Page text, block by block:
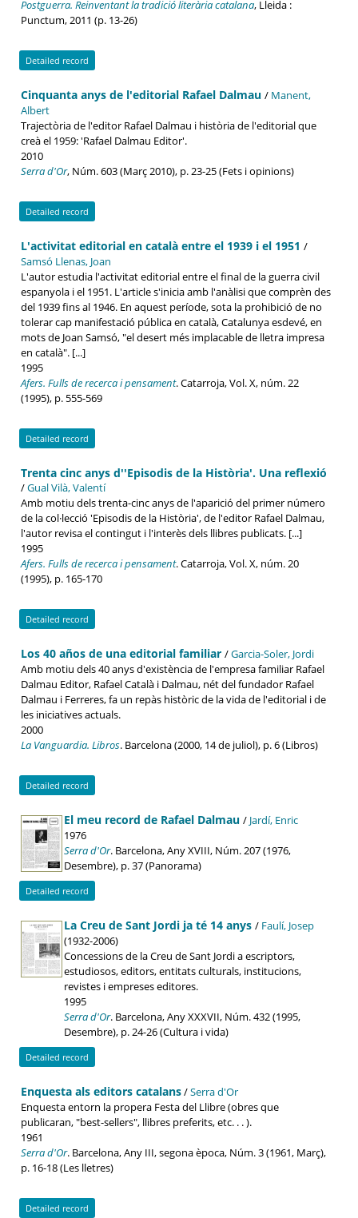
Postguerra. Reinventant la tradició literària catalana, Lleida :
Punctum, 2011 (p. 13-26)
Detailed record
Cinquanta anys de l'editorial Rafael Dalmau / Manent,
Albert
Trajectòria de l'editor Rafael Dalmau i història de l'editorial que
creà el 1959: 'Rafael Dalmau Editor'.
2010
Serra d'Or, Núm. 603 (Març 2010), p. 23-25 (Fets i opinions)
Detailed record
L'activitat editorial en català entre el 1939 i el 1951 /
Samsó Llenas, Joan
L'autor estudia l'activitat editorial entre el final de la guerra civil
espanyola i el 1951. L'article s'inicia amb l'anàlisi que comprèn des
del 1939 fins al 1946. En aquest període, sota la prohibició de no
tolerar cap manifestació pública en català, Catalunya esdevé, en
mots de Joan Samsó, "el desert més implacable de lletra impresa
en català". [...]
1995
Afers. Fulls de recerca i pensament. Catarroja, Vol. X, núm. 22
(1995), p. 555-569
Detailed record
Trenta cinc anys d''Episodis de la Història'. Una reflexió
/Gual Vilà, Valentí
Amb motiu dels trenta-cinc anys de l'aparició del primer número
de la col·lecció 'Episodis de la Història', de l'editor Rafael Dalmau,
l'autor revisa el contingut i l'interès dels llibres publicats. [...]
1995
Afers. Fulls de recerca i pensament. Catarroja, Vol. X, núm. 20
(1995), p. 165-170
Detailed record
Los 40 años de una editorial familiar /Garcia-Soler, Jordi
Amb motiu dels 40 anys d'existència de l'empresa familiar Rafael
Dalmau Editor, Rafael Català i Dalmau, nét del fundador Rafael
Dalmau i Ferreres, fa un repàs històric de la vida de l'editorial i de
les iniciatives actuals.
2000
La Vanguardia. Libros. Barcelona (2000, 14 de juliol), p. 6 (Libros)
Detailed record
El meu record de Rafael Dalmau / Jardí, Enric
1976
Serra d'Or. Barcelona, Any XVIII, Núm. 207 (1976,
Desembre), p. 37 (Panorama)
Detailed record
La Creu de Sant Jordi ja té 14 anys / Faulí, Josep
(1932-2006)
Concessions de la Creu de Sant Jordi a escriptors,
estudiosos, editors, entitats culturals, institucions,
revistes i empreses editores.
1995
Serra d'Or. Barcelona, Any XXXVII, Núm. 432 (1995,
Desembre), p. 24-26 (Cultura i vida)
Detailed record
Enquesta als editors catalans/Serra d'Or
Enquesta entorn la propera Festa del Llibre (obres que
publicaran, "best-sellers", llibres preferits, etc. . . ).
1961
Serra d'Or. Barcelona, Any III, segona època, Núm. 3 (1961, Març),
p. 16-18 (Les lletres)
Detailed record